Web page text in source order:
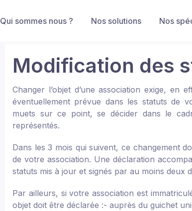
Qui sommes nous ? Nos solutions Nos
Modification des
Changer l’objet d’une association exige, en
éventuellement prévue dans les statuts de
muets sur ce point, se décider dans le
représentés.
Dans les 3 mois qui suivent, ce changement
de votre association. Une déclaration
statuts mis à jour et signés par au moins deux
Par ailleurs, si votre association est
objet doit être déclarée :- auprès du guichet